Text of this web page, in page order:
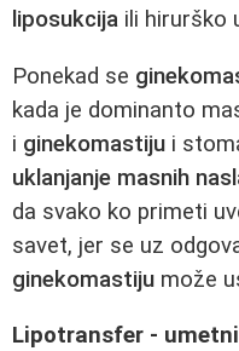
liposukcija ili hirurško
Ponekad se
kada je dominanto
i ginekomastiju i
uklanjanje masnih
da svako ko primeti
savet, jer se uz
ginekomastiju može
Lipotransfer -